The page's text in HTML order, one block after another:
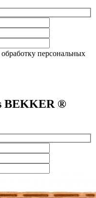
обработку персональных
BEKKER ®